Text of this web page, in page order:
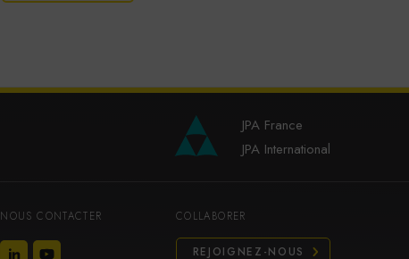
JPA France
JPA International
NOUS CONTACTER COLLABORER
REJOIGNEZ-NOUS